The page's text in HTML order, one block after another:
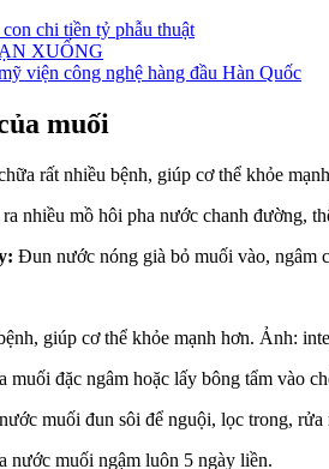
chi tiền tỷ phẫu thuật
XUỐNG
viện công nghệ hàng đầu Hàn Quốc
muối
rất nhiều bệnh, giúp cơ thể khỏe
nhiều mồ hôi pha nước chanh đường,
Đun nước nóng già bỏ muối vào, ngâm
giúp cơ thể khỏe mạnh hơn. Ảnh:
muối đặc ngâm hoặc lấy bông tẩm vào
muối đun sôi để nguội, lọc trong, rửa
nước muối ngậm luôn 5 ngày liền.